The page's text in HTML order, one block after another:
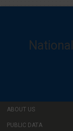
ABOUT US
PUBLIC DATA